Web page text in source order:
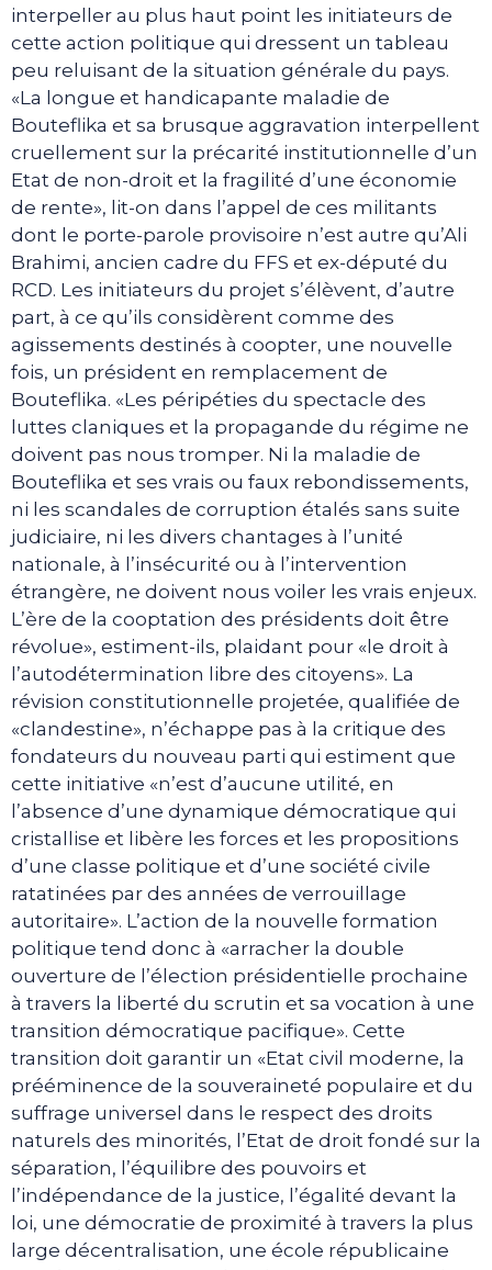
interpeller au plus haut point les initiateurs de
cette action politique qui dressent un tableau
peu reluisant de la situation générale du pays.
«La longue et handicapante maladie de
Bouteflika et sa brusque aggravation interpellent
cruellement sur la précarité institutionnelle d’un
Etat de non-droit et la fragilité d’une économie
de rente», lit-on dans l’appel de ces militants
dont le porte-parole provisoire n’est autre qu’Ali
Brahimi, ancien cadre du FFS et ex-député du
RCD. Les initiateurs du projet s’élèvent, d’autre
part, à ce qu’ils considèrent comme des
agissements destinés à coopter, une nouvelle
fois, un président en remplacement de
Bouteflika. «Les péripéties du spectacle des
luttes claniques et la propagande du régime ne
doivent pas nous tromper. Ni la maladie de
Bouteflika et ses vrais ou faux rebondissements,
ni les scandales de corruption étalés sans suite
judiciaire, ni les divers chantages à l’unité
nationale, à l’insécurité ou à l’intervention
étrangère, ne doivent nous voiler les vrais enjeux.
L’ère de la cooptation des présidents doit être
révolue», estiment-ils, plaidant pour «le droit à
l’autodétermination libre des citoyens». La
révision constitutionnelle projetée, qualifiée de
«clandestine», n’échappe pas à la critique des
fondateurs du nouveau parti qui estiment que
cette initiative «n’est d’aucune utilité, en
l’absence d’une dynamique démocratique qui
cristallise et libère les forces et les propositions
d’une classe politique et d’une société civile
ratatinées par des années de verrouillage
autoritaire». L’action de la nouvelle formation
politique tend donc à «arracher la double
ouverture de l’élection présidentielle prochaine
à travers la liberté du scrutin et sa vocation à une
transition démocratique pacifique». Cette
transition doit garantir un «Etat civil moderne, la
prééminence de la souveraineté populaire et du
suffrage universel dans le respect des droits
naturels des minorités, l’Etat de droit fondé sur la
séparation, l’équilibre des pouvoirs et
l’indépendance de la justice, l’égalité devant la
loi, une démocratie de proximité à travers la plus
large décentralisation, une école républicaine